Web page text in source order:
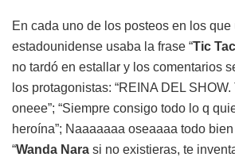
En cada uno de los posteos en los que
estadounidense usaba la frase “Tic Tac
no tardó en estallar y los comentarios
los protagonistas: “REINA DEL SHOW.
oneee”; “Siempre consigo todo lo q
heroína”; Naaaaaaa oseaaaa todo
“Wanda Nara si no existieras, te